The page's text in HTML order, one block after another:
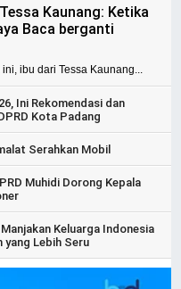
Kaunang: Ketika
Baca berganti
ibu dari Tessa Kaunang...
Ini Rekomendasi dan
Kota Padang
Serahkan Mobil
Muhidi Dorong Kepala
Keluarga Indonesia
yang Lebih Seru